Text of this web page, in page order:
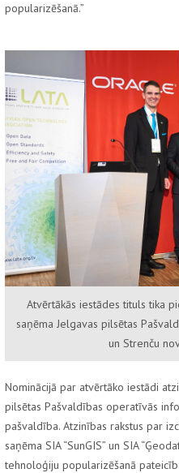
popularizēšanā.”
Atvērtākās iestādes tituls tika
saņēma Jelgavas pilsētas
un Strenču
Nominācijā par atvērtāko iestādi
pilsētas Pašvaldības operatīvās
pašvaldība. Atzinības rakstus par
saņēma SIA “SunGIS” un SIA
tehnoloģiju popularizēšanā